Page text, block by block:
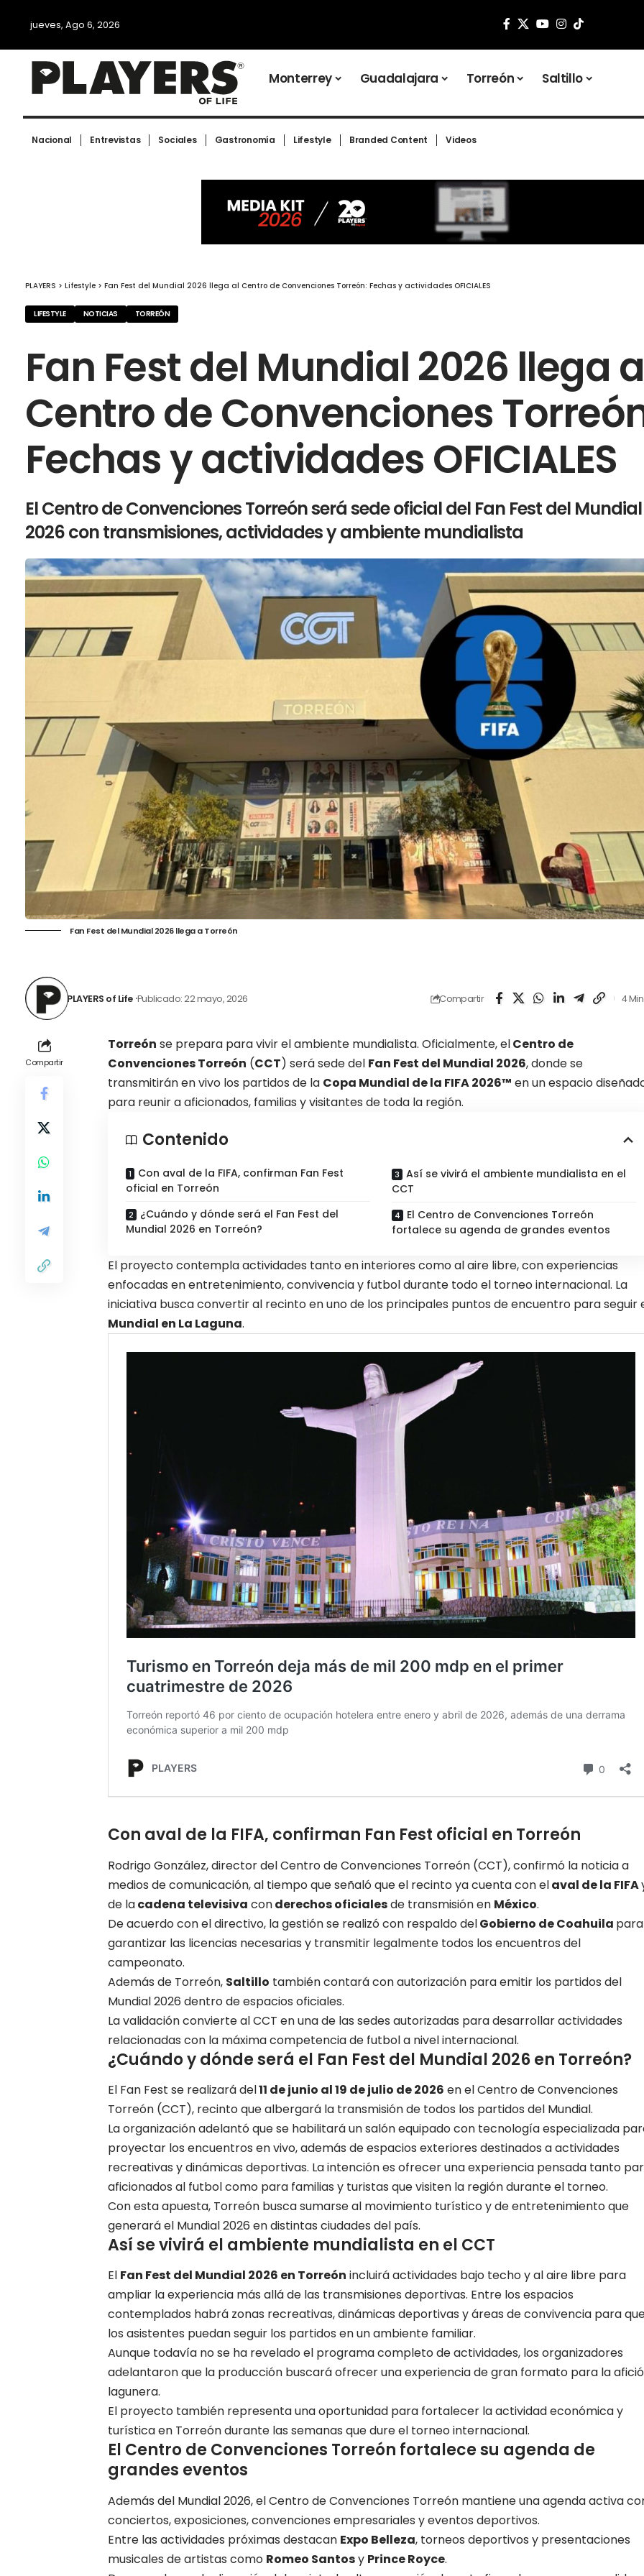
jueves, Ago 6, 2026
Monterrey Guadalajara Torreón Saltillo
Nacional Entrevistas Sociales Gastronomía Lifestyle Branded Content Videos
PLAYERS > Lifestyle > Fan Fest del Mundial 2026 llega al Centro de Convenciones Torreón: Fechas y actividades OFICIALES
LIFESTYLE NOTICIAS TORREÓN
Fan Fest del Mundial 2026 llega
Centro de Convenciones
Fechas y actividades OFICIALES
El Centro de Convenciones Torreón será sede oficial del Fan Fest del Mundial
2026 con transmisiones, actividades y ambiente mundialista
Fan Fest del Mundial 2026 llega a Torreón
PLAYERS of Life Publicado: 22 mayo, 2026 Compartir 4
Compartir
Torreón se prepara para vivir el ambiente mundialista. Oficialmente, elCentro de
Convenciones Torreón (CCT) será sede del Fan Fest del Mundial 2026, donde se
transmitirán en vivo los partidos de la Copa Mundial de la FIFA 2026™ en un espacio
para reunir a aficionados, familias y visitantes de toda la región.
Contenido
Con aval de la FIFA, confirman Fan Fest
oficial en Torreón
¿Cuándo y dónde será el Fan Fest del
Mundial 2026 en Torreón?
Así se vivirá el ambiente mundialista en el
CCT
El Centro de Convenciones Torreón
fortalece su agenda de grandes eventos
El proyecto contempla actividades tanto en interiores como al aire libre, con experiencias
enfocadas en entretenimiento, convivencia y futbol durante todo el torneo internacional. La
iniciativa busca convertir al recinto en uno de los principales puntos de encuentro para seguir
Mundial en La Laguna.
Con aval de la FIFA, confirman Fan Fest oficial en Torreón
Rodrigo González, director del Centro de Convenciones Torreón (CCT), confirmó la noticia a
medios de comunicación, al tiempo que señaló que el recinto ya cuenta con elaval de la FIFA
de lacadena televisiva conderechos oficialesde transmisión en México.
De acuerdo con el directivo, la gestión se realizó con respaldo delGobierno de Coahuila para
garantizar las licencias necesarias y transmitir legalmente todos los encuentros del
campeonato.
Además de Torreón, Saltillo también contará con autorización para emitir los partidos del
Mundial 2026 dentro de espacios oficiales.
La validación convierte al CCT en una de las sedes autorizadas para desarrollar actividades
relacionadas con la máxima competencia de futbol a nivel internacional.
¿Cuándo y dónde será el Fan Fest del Mundial 2026 en Torreón?
El Fan Fest se realizará del11 de junio al 19 de julio de 2026 en el Centro de Convenciones
Torreón (CCT), recinto que albergará la transmisión de todos los partidos del Mundial.
La organización adelantó que se habilitará un salón equipado con tecnología especializada
proyectar los encuentros en vivo, además de espacios exteriores destinados a actividades
recreativas y dinámicas deportivas. La intención es ofrecer una experiencia pensada tanto
aficionados al futbol como para familias y turistas que visiten la región durante el torneo.
Con esta apuesta, Torreón busca sumarse al movimiento turístico y de entretenimiento que
generará el Mundial 2026 en distintas ciudades del país.
Así se vivirá el ambiente mundialista en el CCT
El Fan Fest del Mundial 2026 en Torreón incluirá actividades bajo techo y al aire libre para
ampliar la experiencia más allá de las transmisiones deportivas. Entre los espacios
contemplados habrá zonas recreativas, dinámicas deportivas y áreas de convivencia para
los asistentes puedan seguir los partidos en un ambiente familiar.
Aunque todavía no se ha revelado el programa completo de actividades, los organizadores
adelantaron que la producción buscará ofrecer una experiencia de gran formato para la
lagunera.
El proyecto también representa una oportunidad para fortalecer la actividad económica y
turística en Torreón durante las semanas que dure el torneo internacional.
El Centro de Convenciones Torreón fortalece su agenda de
grandes eventos
Además del Mundial 2026, el Centro de Convenciones Torreón mantiene una agenda activa
conciertos, exposiciones, convenciones empresariales y eventos deportivos.
Entre las actividades próximas destacan Expo Belleza, torneos deportivos y presentaciones
musicales de artistas como Romeo Santosy Prince Royce.